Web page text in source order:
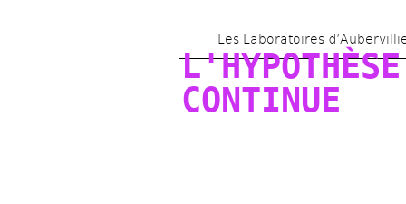
Les Laboratoires
L'HYPOTHÈSE
CONTINUE